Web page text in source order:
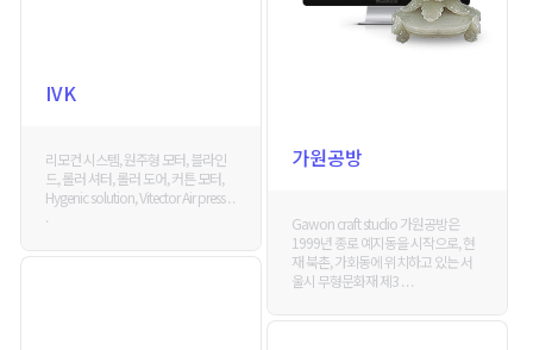
IVK
리모컨 시스템, 원주형 모터, 블라인
드, 롤러 셔터, 롤러 도어, 커튼 모터,
Hygenic solution, Vitector Air press . .
.
가원공방
Gawon craft studio 가원공방은
1999년 종로 예지동을 시작으로, 현
재 북촌, 가회동에 위치하고 있는 서
울시 무형문화재 제3 . . .